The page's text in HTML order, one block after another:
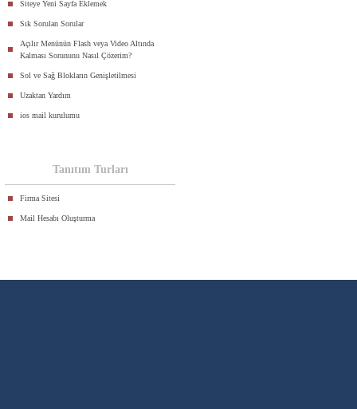
Siteye Yeni Sayfa Eklemek
Sık Sorulan Sorular
Açılır Menünün Flash veya Video Altında
Kalması Sorununu Nasıl Çözerim?
Sol ve Sağ Blokların Genişletilmesi
Uzaktan Yardım
ios mail kurulumu
Tanıtım Turları
Firma Sitesi
Mail Hesabı Oluşturma